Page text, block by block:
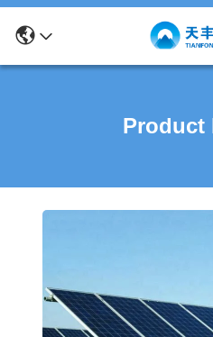
Product